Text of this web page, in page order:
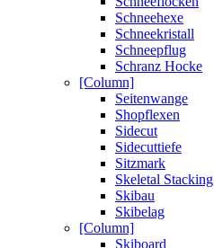
Schneehexe
Schneekristall
Schneepflug
Schranz Hocke
[Column]
Seitenwange
Shopflexen
Sidecut
Sidecuttiefe
Sitzmark
Skeletal Stacking
Skibau
Skibelag
[Column]
Skiboard